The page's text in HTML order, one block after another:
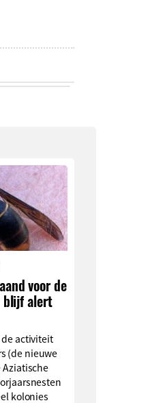
voor de
blijf alert
de activiteit
(de nieuwe
Aziatische
kolonies